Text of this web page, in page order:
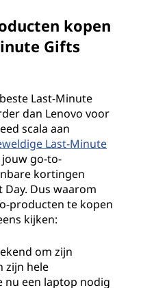
kopen
Gifts
Last-Minute
dan Lenovo voor
scala aan
Last-Minute
jouw go-to-
kortingen
Dus waarom
producten te kopen
kijken:
om zijn
zijn hele
een laptop nodig